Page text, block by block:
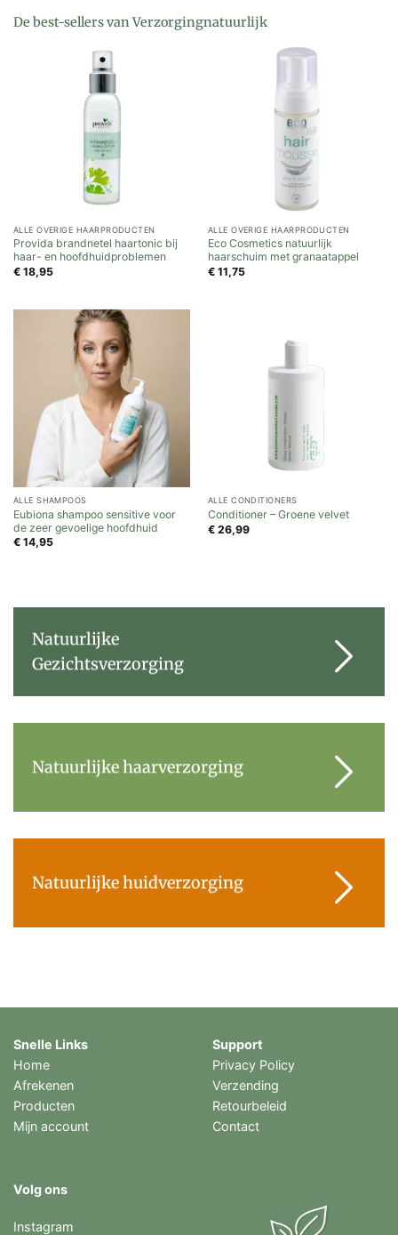
De best-sellers van Verzorgingnatuurlijk
ALLE OVERIGE HAARPRODUCTEN
Provida brandnetel haartonic bij
haar- en hoofdhuidproblemen
€18,95
ALLE OVERIGE HAARPRODUCTEN
Eco Cosmetics natuurlijk
haarschuim met granaatappel
€11,75
ALLE SHAMPOOS
Eubiona shampoo sensitive voor
de zeer gevoelige hoofdhuid
€14,95
ALLE CONDITIONERS
Conditioner – Groene velvet
€26,99
Natuurlijke
Gezichtsverzorging
Natuurlijke haarverzorging
Natuurlijke huidverzorging
Snelle Links
Home
Afrekenen
Producten
Mijn account
Support
Privacy Policy
Verzending
Retourbeleid
Contact
Volg ons
Instagram